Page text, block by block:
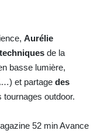
Aurélie
de la
basse lumière,
et partage des
outdoor.
52 min Avance